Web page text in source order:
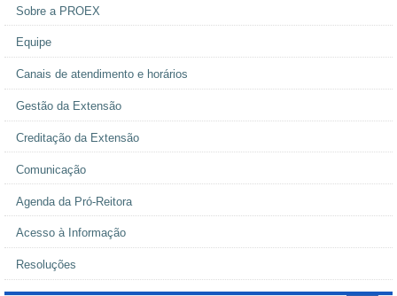
Sobre a PROEX
Equipe
Canais de atendimento e horários
Gestão da Extensão
Creditação da Extensão
Comunicação
Agenda da Pró-Reitora
Acesso à Informação
Resoluções